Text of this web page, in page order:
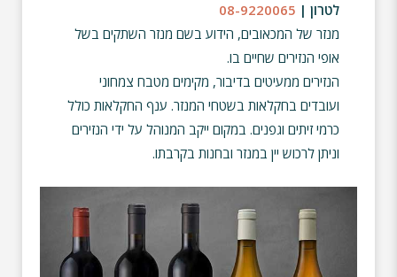
לטרון | 08-9220065
מנזר של המכאובים, הידוע בשם מנזר השתקים בשל
אופי הנזירים שחיים בו.
הנזירים ממעיטים בדיבור, מקימים מטבח צמחוני
ועובדים בחקלאות בשטחי המנזר. ענף החקלאות כולל
כרמי זיתים וגפנים. במקום ייקב המנוהל על ידי הנזירים
וניתן לרכוש יין במנזר ובחנות בקרבתו.